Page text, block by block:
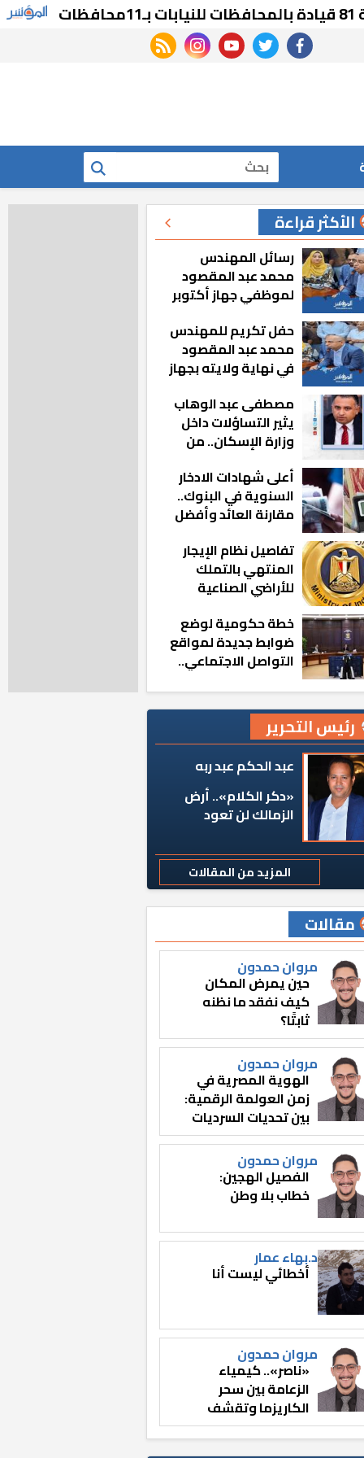
facebook
twitter
youtube
instagram
rss feed
بحث
الأكثر قراءة
رسائل المهندس
محمد عبد المقصود
لموظفي جهاز أكتوبر
مشيت والمدينة
رجعت للخلف»
حفل تكريم للمهندس
محمد عبد المقصود
في نهاية ولايته بجهاز
مصطفى عبد الوهاب
يثير التساؤلات داخل
وزارة الإسكان.. من
المناصب؟
أعلى شهادات الادخار
السنوية في البنوك..
مقارنة العائد وأفضل
تفاصيل نظام الإيجار
المنتهي بالتملك
للأراضي الصناعية
خطة حكومية لوضع
ضوابط جديدة لمواقع
التواصل الاجتماعي..
رئيس التحرير
عبد الحكم عبد ربه
«دكر الكلام».. أرض
الزمالك لن تعود
المزيد من المقالات
مقالات
مروان حمدون
حين يمرض المكان
كيف نفقد ما نظنه
ثابتًا؟
مروان حمدون
الهوية المصرية في
زمن العولمة الرقمية:
بين تحديات السرديات
وصناعة الوعي
مروان حمدون
الفصيل الهجين:
خطاب بلا وطن
د.بهاء عمار
أخطائي ليست أنا
مروان حمدون
«ناصر».. كيمياء
الزعامة بين سحر
الكاريزما وتقشف
الثائر